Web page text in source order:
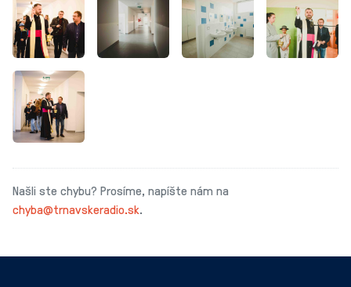
Našli ste chybu? Prosíme, napíšte nám na
chyba@trnavskeradio.sk.